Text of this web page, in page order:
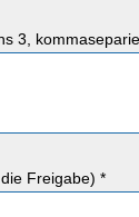
3,
Freigabe) *